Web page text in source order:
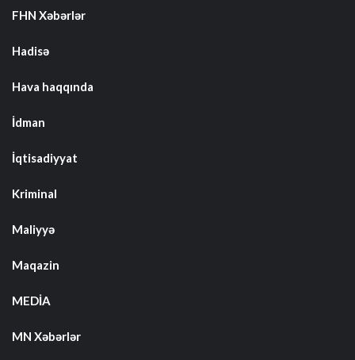
FHN Xəbərlər
Hadisə
Hava haqqında
İdman
İqtisadiyyat
Kriminal
Maliyyə
Maqazin
MEDİA
MN Xəbərlər